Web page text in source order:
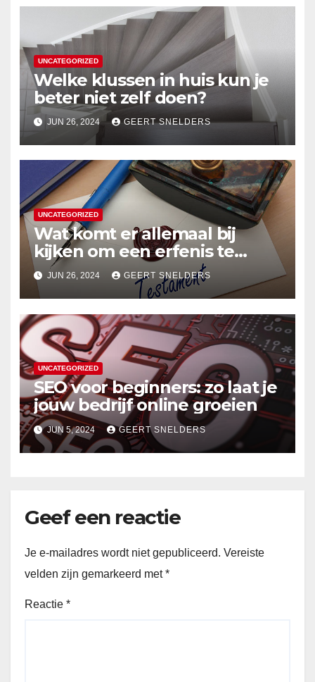
UNCATEGORIZED
Welke klussen in huis kun je
beter niet zelf doen?
JUN 26, 2024 GEERT SNELDERS
UNCATEGORIZED
Wat komt er allemaal bij
kijken om een erfenis te
vereffenen?
JUN 26, 2024 GEERT SNELDERS
UNCATEGORIZED
SEO voor beginners: zo laat je
jouw bedrijf online groeien
JUN 5, 2024 GEERT SNELDERS
Geef een reactie
Je e-mailadres wordt niet gepubliceerd. Vereiste
velden zijn gemarkeerd met*
Reactie *